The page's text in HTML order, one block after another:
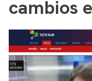
cambios